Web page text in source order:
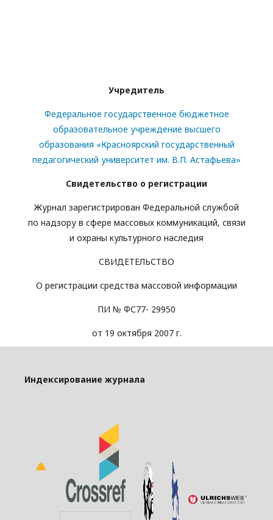
Учредитель
Федеральное государственное бюджетное
образовательное учреждение высшего
образования «Красноярский государственный
педагогический университет им. В.П. Астафьева»
Свидетельство о регистрации
Журнал зарегистрирован Федеральной службой
по надзору в сфере массовых коммуникаций, связи
и охраны культурного наследия
СВИДЕТЕЛЬСТВО
О регистрации средства массовой информации
ПИ № ФС77- 29950
от 19 октября 2007 г.
Индексирование журнала